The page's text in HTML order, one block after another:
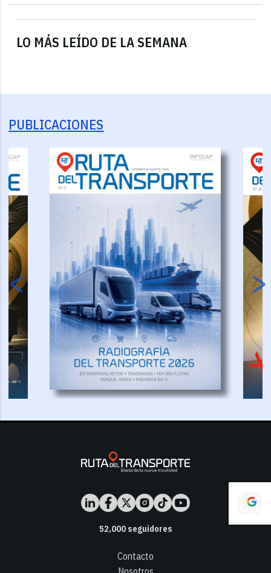
LO MÁS LEÍDO DE LA SEMANA
PUBLICACIONES
52,000seguidores
Contacto